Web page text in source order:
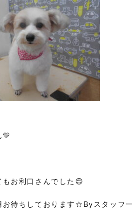
💛
もお利口さんでした😊
お待ちしております☆Byスタッフ